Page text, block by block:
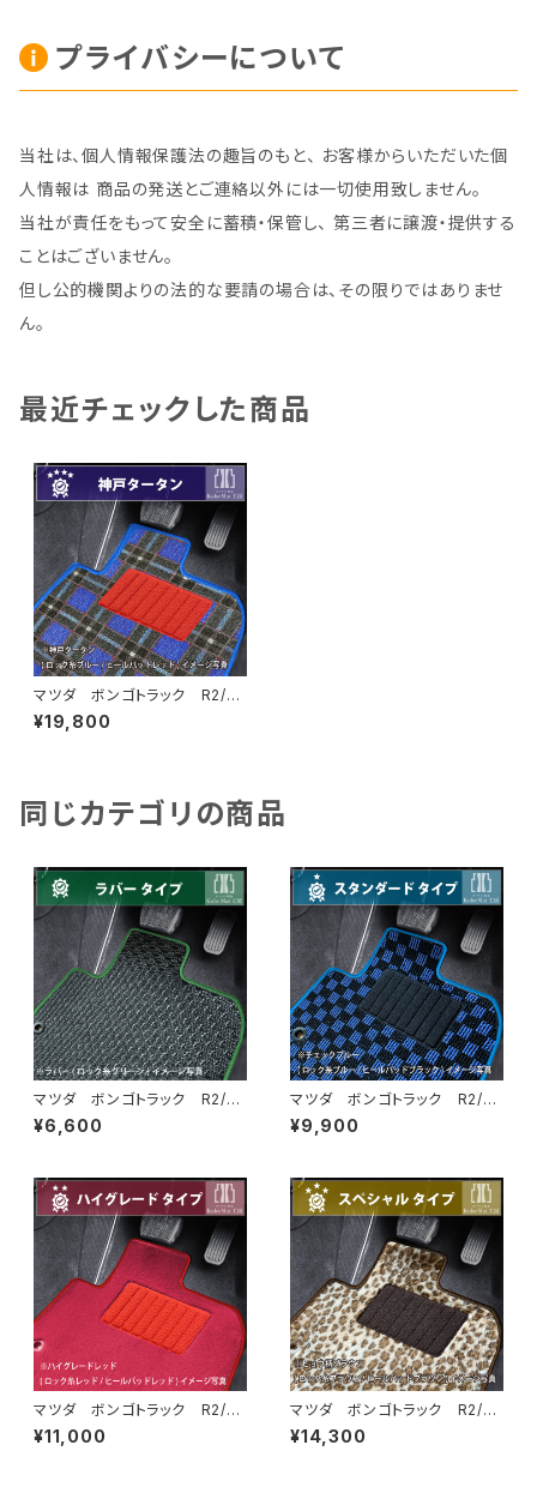
プライバシーについて
当社は、個人情報保護法の趣旨のもと、 お客様からいただいた個
人情報は 商品の発送とご連絡以外には一切使用致しません。
当社が責任をもって安全に蓄積・保管し、 第三者に譲渡・提供する
ことはございません。
但し公的機関よりの法的な要請の場合は、その限りではありませ
ん。
最近チェックした商品
マツダ ボンゴトラック R2/
9〜 S400系 フロアマット一
式 カーマット 神戸タータ
¥19,800
同じカテゴリの商品
マツダ ボンゴトラック R2/
9〜 S400系 フロアマット一
式 カーマット 防水 ラバー
¥6,600
マツダ ボンゴトラック R2/
9〜 S400系 フロアマット一
式 カーマット スタンダードタ
¥9,900
マツダ ボンゴトラック R2/
9〜 S400系 フロアマット一
式 カーマット ハイグレードタ
¥11,000
マツダ ボンゴトラック R2/
9〜 S400系 フロアマット一
式 カーマット スペシャルタイ
¥14,300